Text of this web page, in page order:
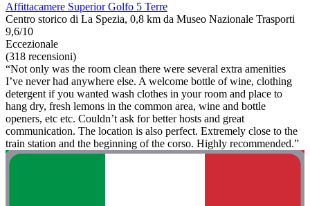
Affittacamere Superior Golfo 5 Terre
Centro storico di La Spezia, 0,8 km da Museo Nazionale Trasporti
9,6/10
Eccezionale
(318 recensioni)
“Not only was the room clean there were several extra amenities
I’ve never had anywhere else. A welcome bottle of wine, clothing
detergent if you wanted wash clothes in your room and place to
hang dry, fresh lemons in the common area, wine and bottle
openers, etc etc. Couldn’t ask for better hosts and great
communication. The location is also perfect. Extremely close to the
train station and the beginning of the corso. Highly recommended.”